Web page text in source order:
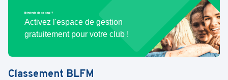
Bénévole de ce club ?
Activez l'espace de gestion
gratuitement pour votre club !
Classement BLFM